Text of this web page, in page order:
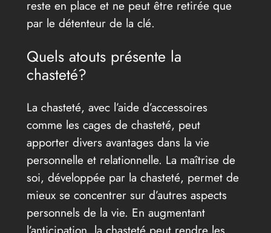
reste en place et ne peut être retirée que
par le détenteur de la clé.
Quels atouts présente la
chasteté?
La chasteté, avec l’aide d’accessoires
comme les cages de chasteté, peut
apporter divers avantages dans la vie
personnelle et relationnelle. La maîtrise de
soi, développée par la chasteté, permet de
mieux se concentrer sur d’autres aspects
personnels de la vie. En augmentant